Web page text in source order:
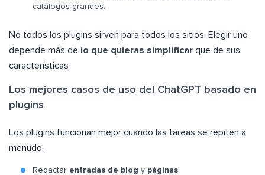
catálogos grandes.
No todos los plugins sirven para todos los sitios. Elegir uno
depende más de
lo que quieras simplificar que de sus
características
Los mejores casos de uso del ChatGPT basado en
plugins
Los plugins funcionan mejor cuando las tareas se repiten a
menudo.
Redactar entradas de blog y páginas